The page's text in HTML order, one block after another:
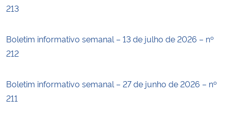
Planalto
213
Boletim informativo semanal – 13 de julho de 2026 – nº
212
Boletim informativo semanal – 27 de junho de 2026 – nº
211